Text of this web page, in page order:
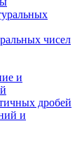
чисел
и
дробей
и